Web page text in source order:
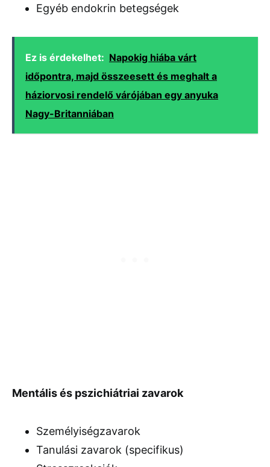
Egyéb endokrin betegségek
Ez is érdekelhet: Napokig hiába várt
időpontra, majd összeesett és meghalt a
háziorvosi rendelő várójában egy anyuka
Nagy-Britanniában
Mentális és pszichiátriai zavarok
Személyiségzavarok
Tanulási zavarok (specifikus)